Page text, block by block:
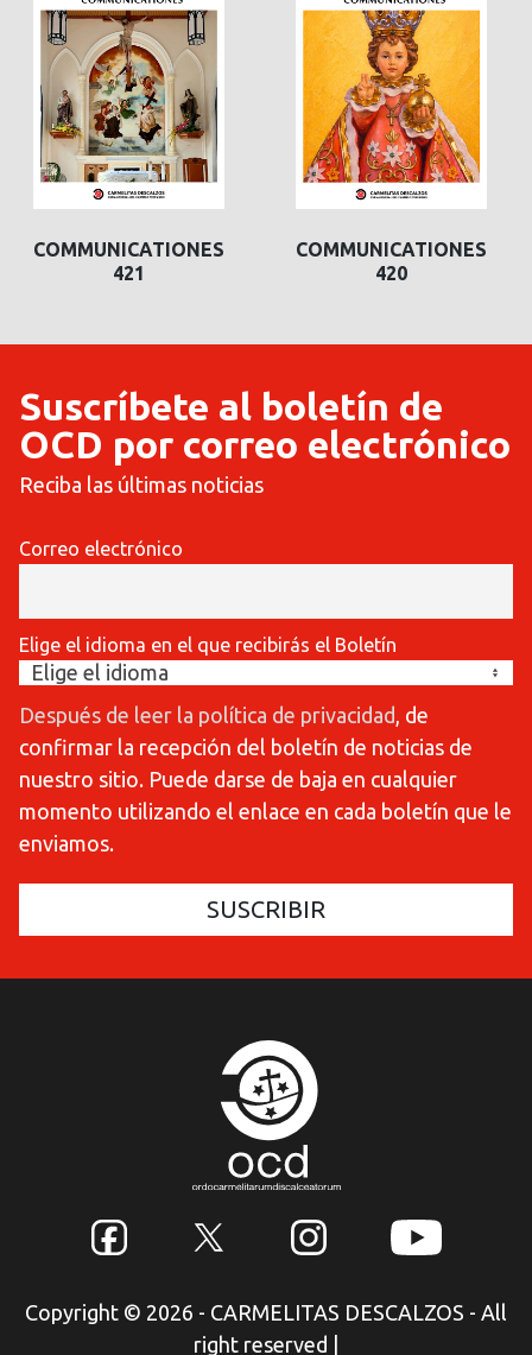
COMMUNICATIONES
421
COMMUNICATIONES
420
Suscríbete al boletín de
OCD por correo electrónico
Reciba las últimas noticias
Correo electrónico
Elige el idioma en el que recibirás el Boletín
Después de leer la política de privacidad, de
confirmar la recepción del boletín de noticias de
nuestro sitio. Puede darse de baja en cualquier
momento utilizando el enlace en cada boletín que le
enviamos.
Copyright © 2026 - CARMELITAS DESCALZOS - All
right reserved